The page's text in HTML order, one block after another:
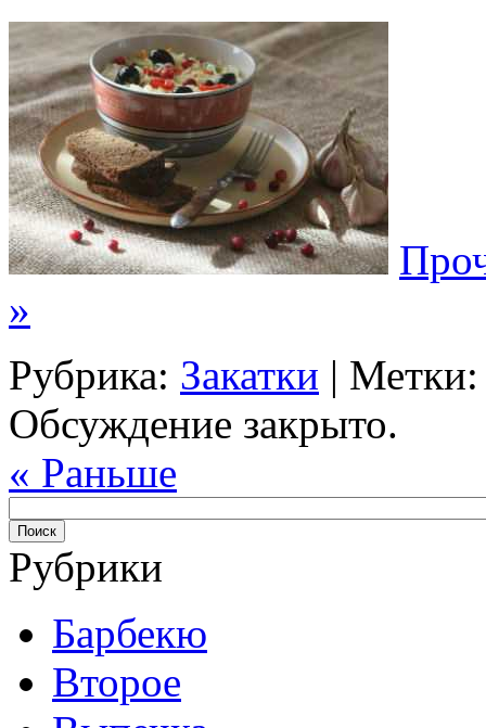
»
Рубрика: Закатки |
Обсуждение закрыто.
« Раньше
Рубрики
Барбекю
Второе